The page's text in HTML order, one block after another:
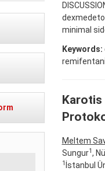
minimal
Keywords:
remifentanil
Karotis
Meltem
Sungur1 ,
1 İstanbul